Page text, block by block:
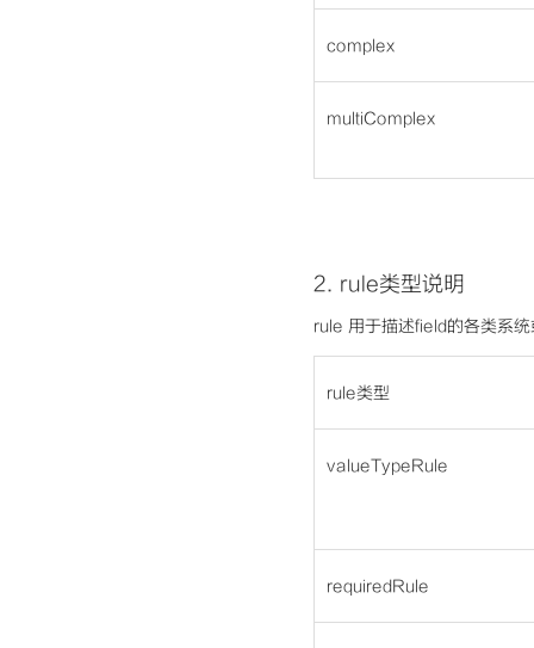
complex
multiComplex
2. rule类型说明
rule 用于描述field的各类系
rule类型
valueTypeRule
requiredRule